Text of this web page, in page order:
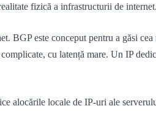
fizică a infrastructurii de internet.
BGP este conceput pentru a găsi
cu latență mare. Un IP
alocările locale de IP-uri ale